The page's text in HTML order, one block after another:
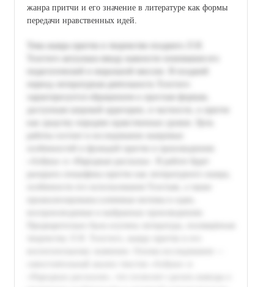
жанра притчи и его значение в литературе как формы
передачи нравственных идей.